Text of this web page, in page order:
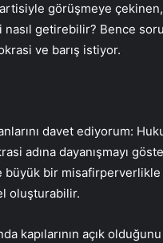
görüşmeye
getirebilir? Bence
ve barış istiyor.
davet ediyorum:
adına dayanışmayı
bir misafirperverlikle
oluşturabilir.
kapılarının açık